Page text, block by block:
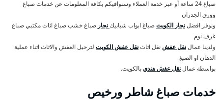
صباغ 24 ساعة أو عبر خدمة العملاء وسنوافيكم بكافة المعلومات عن خدمات صباغ
وورق الجدران
ونوفر افضلنجار الكويتصباغ ابواب شبابيكنجار صباغ خشب صباغ اثاث مكتبي صباغ
غرف نوم
ولدينا عمالنقل عفشنقل اثاثنقل عفش الكويت لترحيل العفش والاثاث اثناء عملية
الدهان او الصبغ
بواسطة عمالنقل عفش هنديبالكويت.
خدمات صباغ شاطر ورخيص